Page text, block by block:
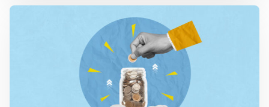
Lees meer over Het blijft kwakkelen met de spaarrentes